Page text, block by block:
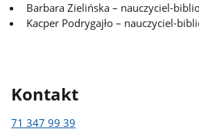
Barbara Zielińska – nauczyciel-
Kacper Podrygajło – nauczyciel-
Kontakt
71 347 99 39